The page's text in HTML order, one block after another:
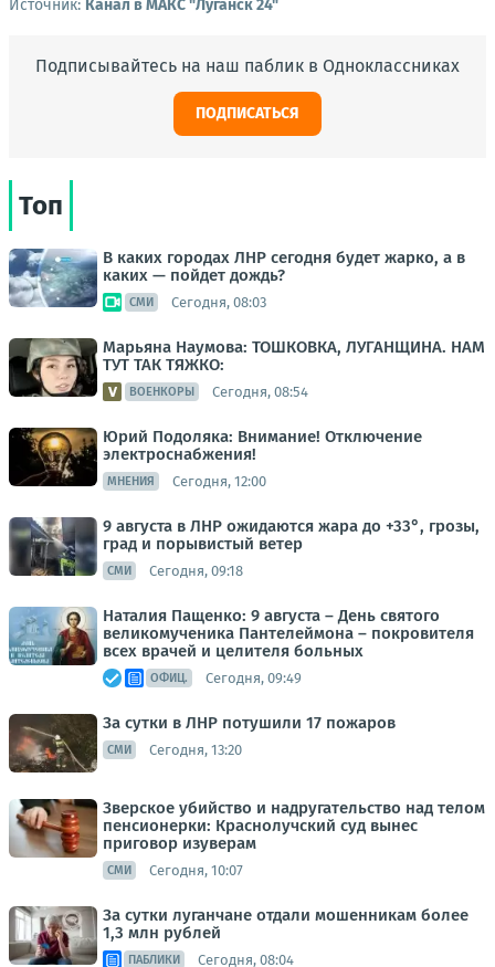
Источник: Канал в МАКС "Луганск 24"
Подписывайтесь на наш паблик в Одноклассниках
ПОДПИСАТЬСЯ
Топ
В каких городах ЛНР сегодня будет жарко, а в
каких — пойдет дождь?
СМИ Сегодня, 08:03
Марьяна Наумова: ТОШКОВКА, ЛУГАНЩИНА. НАМ
ТУТ ТАК ТЯЖКО:
ВОЕНКОРЫ Сегодня, 08:54
Юрий Подоляка: Внимание! Отключение
электроснабжения!
МНЕНИЯ Сегодня, 12:00
9 августа в ЛНР ожидаются жара до +33°, грозы,
град и порывистый ветер
СМИ Сегодня, 09:18
Наталия Пащенко: 9 августа – День святого
великомученика Пантелеймона – покровителя
всех врачей и целителя больных
ОФИЦ. Сегодня, 09:49
За сутки в ЛНР потушили 17 пожаров
СМИ Сегодня, 13:20
Зверское убийство и надругательство над телом
пенсионерки: Краснолучский суд вынес
приговор изуверам
СМИ Сегодня, 10:07
За сутки луганчане отдали мошенникам более
1,3 млн рублей
ПАБЛИКИ Сегодня, 08:04